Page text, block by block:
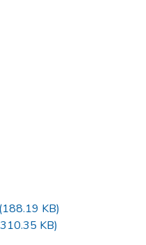
KB)
KB)